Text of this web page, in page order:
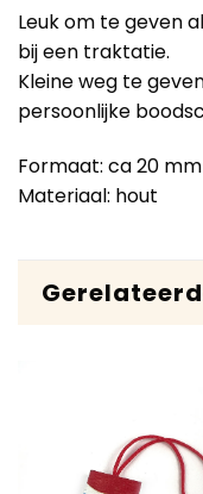
Leuk om te geven
bij een traktatie.
Kleine weg te
persoonlijke
Formaat: ca 20 mm
Materiaal: hout